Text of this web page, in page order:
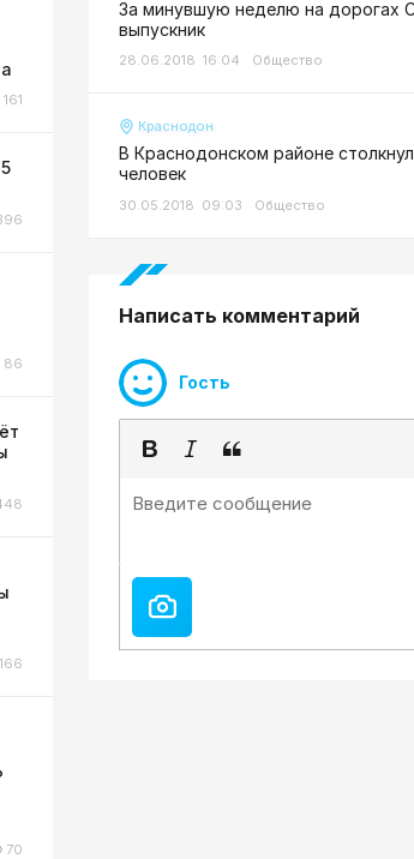
161
86
166
70
За минувшую неделю на дорогах
выпускник
28.06.2018 16:04 Общество
Краснодон
В Краснодонском районе
человек
30.05.2018 09:03 Общество
Написать комментарий
Гость